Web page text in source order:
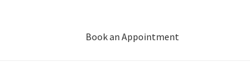
Book an Appointment